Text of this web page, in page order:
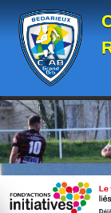
Panneau de